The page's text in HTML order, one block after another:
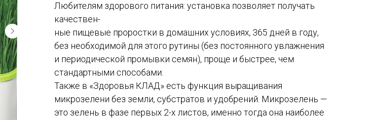
Любителям здорового питания: установка позволяет получать
качествен-
ные пищевые проростки в домашних условиях, 365 дней в году,
без необходимой для этого рутины (без постоянного увлажнения
и периодической промывки семян), проще и быстрее, чем
стандартными способами.
Также в «Здоровья КЛАД» есть функция выращивания
микрозелени без земли, субстратов и удобрений. Микрозелень —
это зелень в фазе первых 2-х листов, именно тогда она наиболее